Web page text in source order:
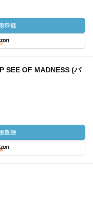
SEE OF MADNESS (バ